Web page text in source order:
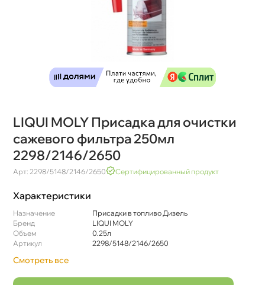
LIQUI MOLY Присадка для очистки
сажевого фильтра 250мл
2298/2146/2650
Арт: 2298/5148/2146/2650 Сертифицированный продукт
Характеристики
Назначение
Присадки в топливо Дизель
Бренд
LIQUI MOLY
Объем
0.25л
Артикул
2298/5148/2146/2650
Смотреть все